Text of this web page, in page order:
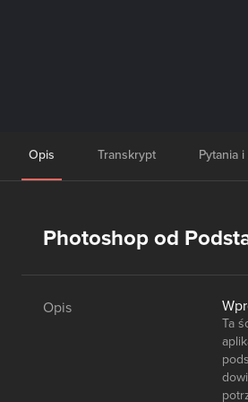
Opis Transkrypt Pytania
Photoshop od
Opis
Ta